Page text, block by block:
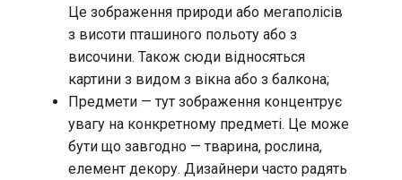
Це зображення природи або мегаполісів
з висоти пташиного польоту або з
височини. Також сюди відносяться
картини з видом з вікна або з балкона;
Предмети — тут зображення концентрує
увагу на конкретному предметі. Це може
бути що завгодно — тварина, рослина,
елемент декору. Дизайнери часто радять